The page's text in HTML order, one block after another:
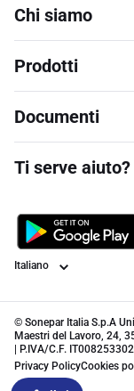
Chi siamo
Prodotti
Documenti
Ti serve aiuto?
Lingua
© Sonepar Italia S.p.A
Maestri del Lavoro, 24,
| P.IVA/C.F.
Privacy PolicyCookies